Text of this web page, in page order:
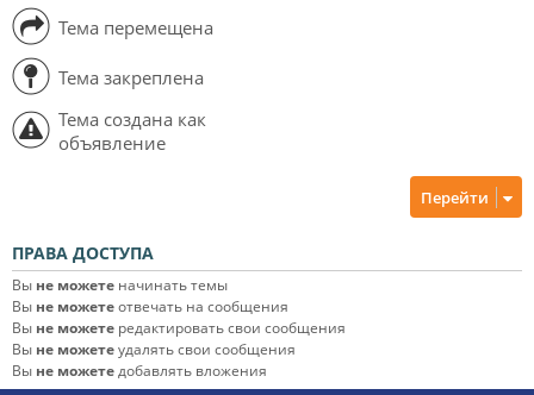
Тема перемещена
Тема закреплена
Тема создана как
объявление
Перейти
ПРАВА ДОСТУПА
Вы не можете начинать темы
Вы не можетеотвечать на сообщения
Вы не можете редактировать свои сообщения
Вы не можетеудалять свои сообщения
Вы не можетедобавлять вложения